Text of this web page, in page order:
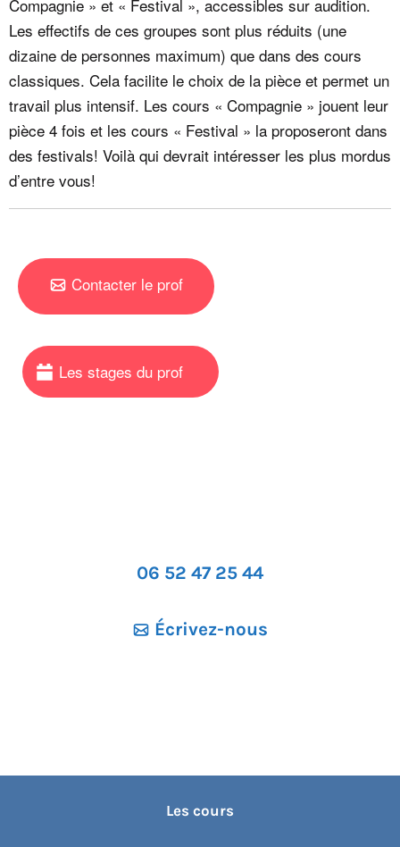
Compagnie » et « Festival », accessibles sur audition.
Les effectifs de ces groupes sont plus réduits (une
dizaine de personnes maximum) que dans des cours
classiques. Cela facilite le choix de la pièce et permet un
travail plus intensif. Les cours « Compagnie » jouent leur
pièce 4 fois et les cours « Festival » la proposeront dans
des festivals! Voilà qui devrait intéresser les plus mordus
d’entre vous!
Contacter le prof
06 52 47 25 44
Écrivez-nous
Les cours